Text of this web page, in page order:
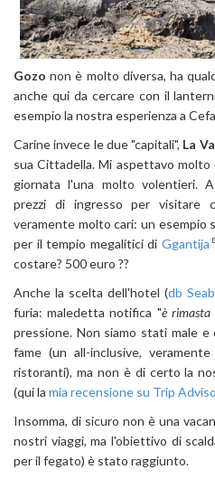
Gozo non è molto diversa, ha
anche qui da cercare con il
esempio la nostra esperienza a
Carine invece le due "capitali", La
sua Cittadella. Mi aspettavo molto
giornata l'una molto volentieri.
prezzi di ingresso per visitare
veramente molto cari: un esempio
per il tempio megalitici di Ggantija
costare? 500 euro ??
Anche la scelta dell'hotel (db
furia: maledetta notifica "è rimasta
pressione. Non siamo stati male
fame (un all-inclusive,
ristoranti), ma non è di certo la
(qui la mia recensione su Trip
Insomma, di sicuro non è una
nostri viaggi, ma l'obiettivo di
per il fegato) è stato raggiunto.